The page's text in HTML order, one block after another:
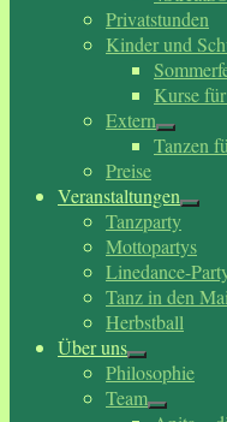
Privatstunden
Kinder und
Kurse
Extern
Tanzen
Preise
Veranstaltungen
Tanzparty
Mottopartys
Linedance-
Tanz in den Mai
Herbstball
Über uns
Philosophie
Team